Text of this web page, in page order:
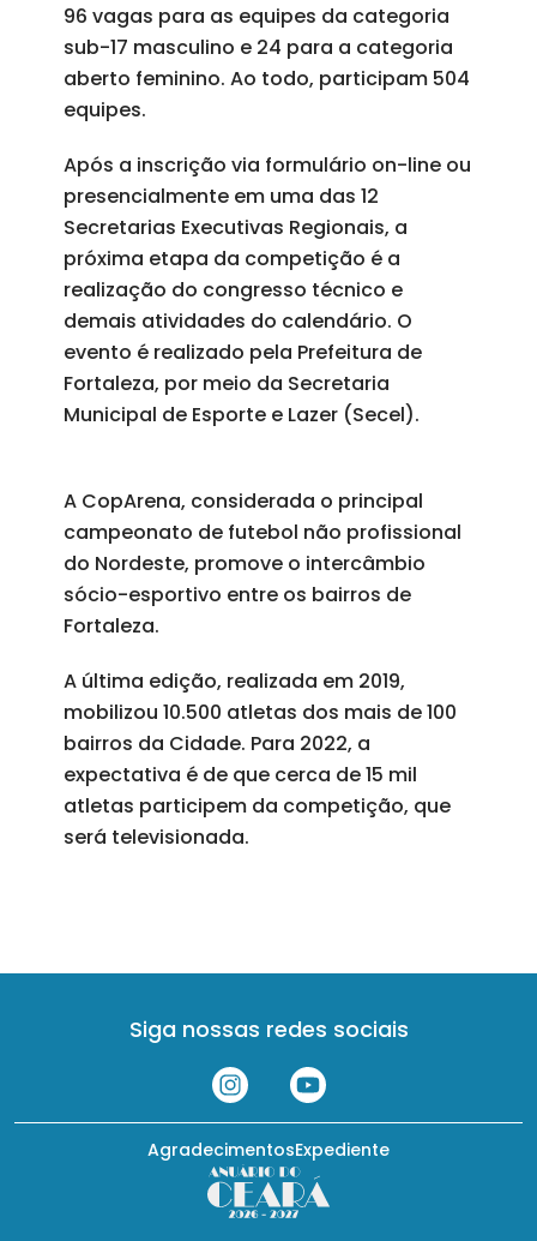
96 vagas para as equipes da categoria
sub-17 masculino e 24 para a categoria
aberto feminino. Ao todo, participam 504
equipes.
Após a inscrição via formulário on-line ou
presencialmente em uma das 12
Secretarias Executivas Regionais, a
próxima etapa da competição é a
realização do congresso técnico e
demais atividades do calendário. O
evento é realizado pela Prefeitura de
Fortaleza, por meio da Secretaria
Municipal de Esporte e Lazer (Secel).
A CopArena, considerada o principal
campeonato de futebol não profissional
do Nordeste, promove o intercâmbio
sócio-esportivo entre os bairros de
Fortaleza.
A última edição, realizada em 2019,
mobilizou 10.500 atletas dos mais de 100
bairros da Cidade. Para 2022, a
expectativa é de que cerca de 15 mil
atletas participem da competição, que
será televisionada.
Siga nossas redes sociais
Expediente
Agradecimentos